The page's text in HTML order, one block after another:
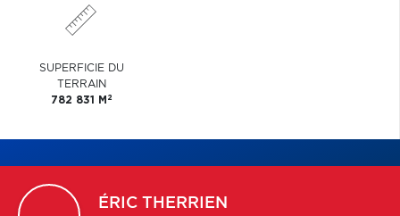
SUPERFICIE DU
TERRAIN
782 831 M 2
ÉRIC THERRIEN